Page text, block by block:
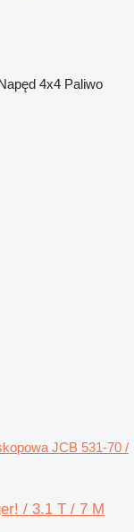
4x4 Paliwo
JCB 531-70 /
/ 3.1 T / 7 M